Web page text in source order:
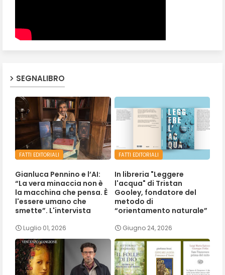
SEGNALIBRO
FATTI EDITORIALI
Gianluca Pennino e l’AI:
“La vera minaccia non è
la macchina che pensa. È
l'essere umano che
smette”. L'intervista
Luglio 01, 2026
FATTI EDITORIALI
In libreria "Leggere
l'acqua" di Tristan
Gooley, fondatore del
metodo di
“orientamento naturale”
Giugno 24, 2026